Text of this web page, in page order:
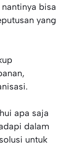
bisa
yang
apa saja
dalam
untuk